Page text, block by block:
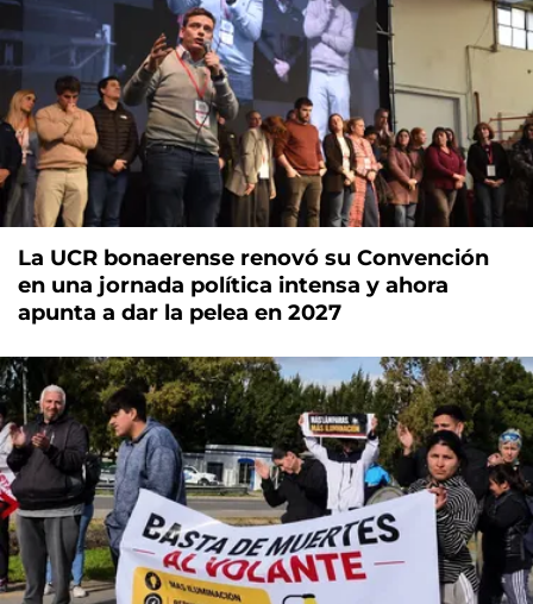
La UCR bonaerense renovó su Convención
en una jornada política intensa y ahora
apunta a dar la pelea en 2027